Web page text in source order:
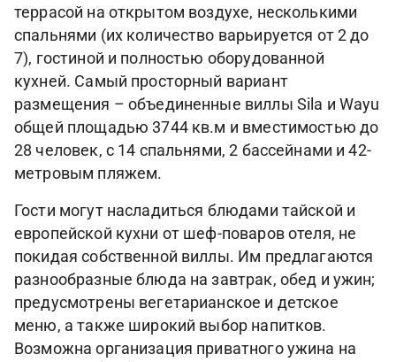
террасой на открытом воздухе, несколькими
спальнями (их количество варьируется от 2 до
7), гостиной и полностью оборудованной
кухней. Самый просторный вариант
размещения – объединенные виллы Sila и Wayu
общей площадью 3744 кв.м и вместимостью до
28 человек, с 14 спальнями, 2 бассейнами и 42-
метровым пляжем.
Гости могут насладиться блюдами тайской и
европейской кухни от шеф-поваров отеля, не
покидая собственной виллы. Им предлагаются
разнообразные блюда на завтрак, обед и ужин;
предусмотрены вегетарианское и детское
меню, а также широкий выбор напитков.
Возможна организация приватного ужина на